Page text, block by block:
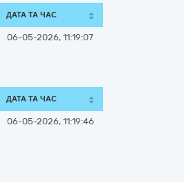
ДАТА ТА ЧАС
06-05-2026, 11:19:07
ДАТА ТА ЧАС
06-05-2026, 11:19:46